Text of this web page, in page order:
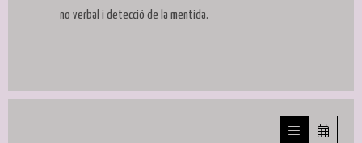
no verbal i detecció de la mentida.